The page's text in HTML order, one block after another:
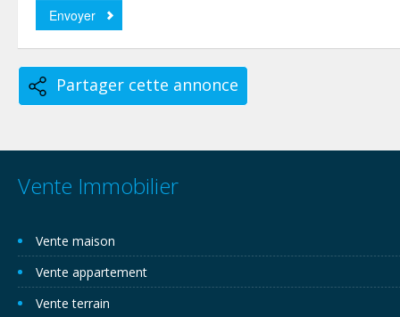
Partager cette annonce
Vente Immobilier
Vente maison
Vente appartement
Vente terrain